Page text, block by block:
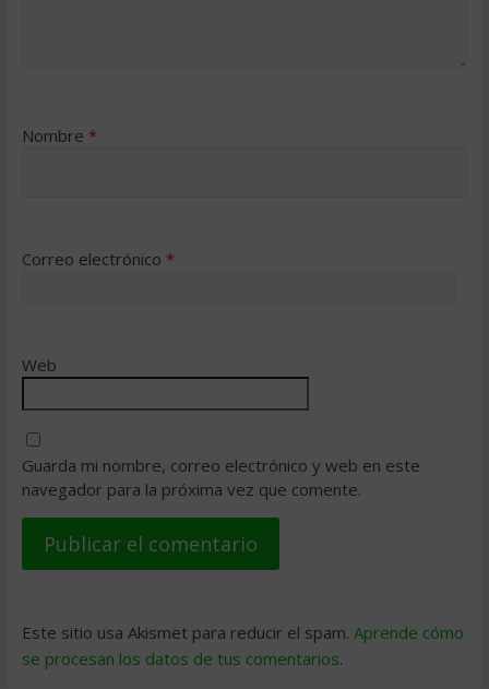
Nombre *
Correo electrónico *
Web
Guarda mi nombre, correo electrónico y web en este
navegador para la próxima vez que comente.
Este sitio usa Akismet para reducir el spam. Aprende cómo
se procesan los datos de tus comentarios.